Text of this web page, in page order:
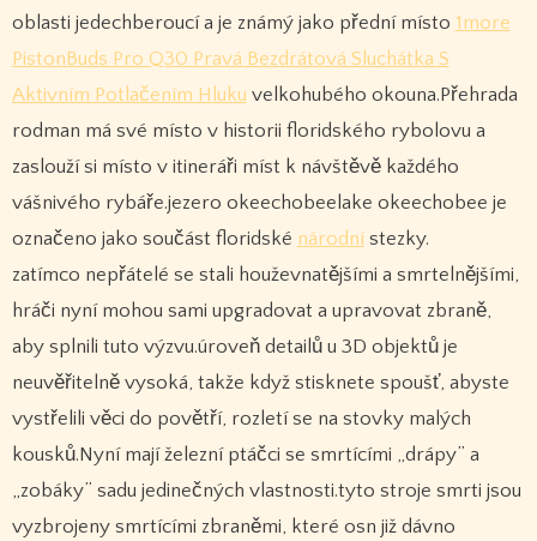
oblasti jedechberoucí a je známý jako přední místo 1more
PistonBuds Pro Q30 Pravá Bezdrátová Sluchátka S
Aktivním Potlačením Hluku velkohubého okouna.Přehrada
rodman má své místo v historii floridského rybolovu a
zaslouží si místo v itineráři míst k návštěvě každého
vášnivého rybáře.jezero okeechobeelake okeechobee je
označeno jako součást floridské národnístezky.
zatímco nepřátelé se stali houževnatějšími a smrtelnějšími,
hráči nyní mohou sami upgradovat a upravovat zbraně,
aby splnili tuto výzvu.úroveň detailů u 3D objektů je
neuvěřitelně vysoká, takže když stisknete spoušť, abyste
vystřelili věci do povětří, rozletí se na stovky malých
kousků.Nyní mají železní ptáčci se smrtícími „drápy” a
„zobáky” sadu jedinečných vlastnosti.tyto stroje smrti jsou
vyzbrojeny smrtícími zbraněmi, které osn již dávno